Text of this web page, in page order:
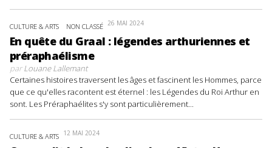
CULTURE & ARTS NON CLASSÉ 26 MAI 2024
En quête du Graal : légendes arthuriennes et
préraphaélisme
parLouane Lallemant
Certaines histoires traversent les âges et fascinent les Hommes, parce
que ce qu'elles racontent est éternel : les Légendes du Roi Arthur en
sont. Les Préraphaélites s'y sont particulièrement...
CULTURE & ARTS 12 MAI 2024